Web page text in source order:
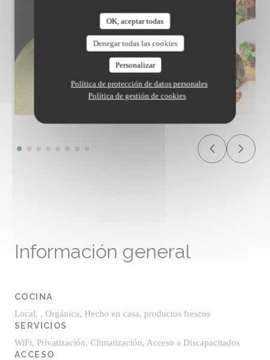
OK, aceptar todas
Denegar todas las cookies
Personalizar
Política de protección de datos personales
Política de gestión de cookies
Información general
COCINA
Local, , Orgánica, Hecho en casa, productos frescos
SERVICIOS
WiFi, Privatización, Climatización, Acceso a Discapacitados
ACCESO